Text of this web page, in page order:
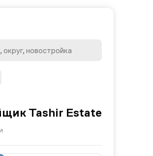
Tashir Estate